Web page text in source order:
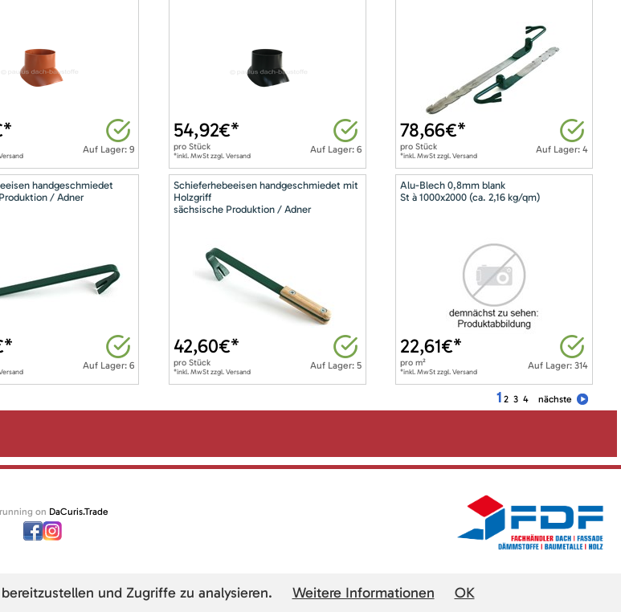
Auf Lager: 9 Auf Lager: 6
54,92€*
pro Stück
*inkl. MwSt zzgl. Versand
Auf Lager: 4
78,66€*
proStück
*inkl. MwSt zzgl. Versand
handgeschmiedet
/ Adner
Auf Lager: 6
Schieferhebeeisen handgeschmiedet mit
Holzgriff
sächsische Produktion / Adner
Auf Lager: 5
42,60€*
pro Stück
*inkl. MwSt zzgl. Versand
Alu-Blech 0,8mm blank
St à 1000x2000 (ca. 2,16 kg/qm)
Auf Lager: 314
22,61€*
prom²
*inkl. MwSt zzgl. Versand
1 2 3 4 nächste
on DaCuris.Trade
und Zugriffe zu analysieren. Weitere Informationen OK